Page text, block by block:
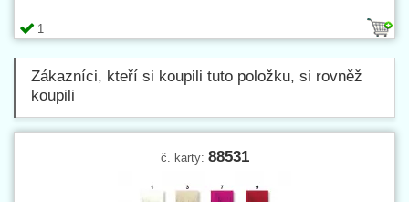
1
Zákazníci, kteří si koupili tuto položku, si rovněž
koupili
č. karty: 88531